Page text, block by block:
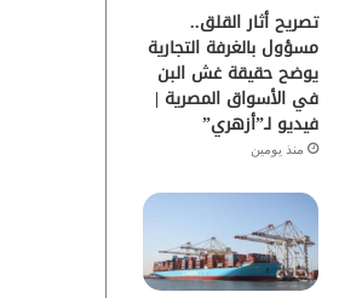
ا
م
تصريح أثار القلق..
مسؤول بالغرفة التجارية
يوضح حقيقة غش البن
في الأسواق المصرية |
فيديو لـ”أزهري”
منذ يومين